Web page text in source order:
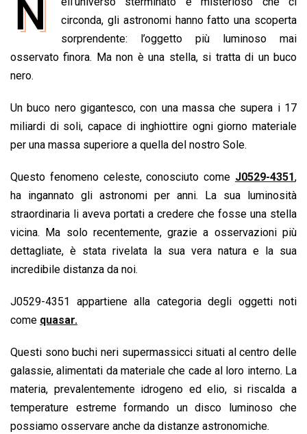
e
o
o
a
t
s
A
n
k
e
d
r
e
a
d
a
i
l
p
y
L
i
n
t
N
circonda, gli astronomi hanno fatto una scoperta
sorprendente: l’oggetto più luminoso mai
osservato finora. Ma non è una stella, si tratta di un buco
nero.
Un buco nero gigantesco, con una massa che supera i 17
miliardi di soli, capace di inghiottire ogni giorno materiale
per una massa superiore a quella del nostro Sole.
Questo fenomeno celeste, conosciuto come J0529-4351,
ha ingannato gli astronomi per anni. La sua luminosità
straordinaria li aveva portati a credere che fosse una stella
vicina. Ma solo recentemente, grazie a osservazioni più
dettagliate, è stata rivelata la sua vera natura e la sua
incredibile distanza da noi.
J0529-4351 appartiene alla categoria degli oggetti noti
come quasar.
Questi sono buchi neri supermassicci situati al centro delle
galassie, alimentati da materiale che cade al loro interno. La
materia, prevalentemente idrogeno ed elio, si riscalda a
temperature estreme formando un disco luminoso che
possiamo osservare anche da distanze astronomiche.